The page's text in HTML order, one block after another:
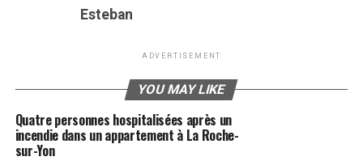
Esteban
ADVERTISEMENT
YOU MAY LIKE
Quatre personnes hospitalisées après un
incendie dans un appartement à La Roche-
sur-Yon